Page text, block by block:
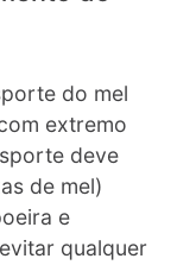
do mel
extremo
deve
de mel)
e
qualquer